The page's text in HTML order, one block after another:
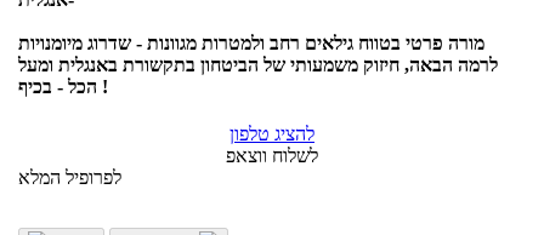
מורה פרטי בטווח גילאים רחב ולמטרות מגוונות - שדרוג מיומנויות
לרמה הבאה, חיזוק משמעותי של הביטחון בתקשורת באנגלית ומעל
הכל - בכיף !
להציג טלפון
לשלוח ווצאפ
לפרופיל המלא